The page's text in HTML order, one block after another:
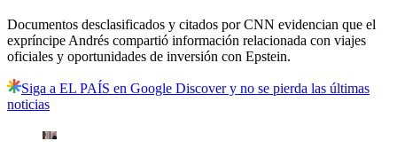
Documentos desclasificados y citados por CNN evidencian que el
expríncipe Andrés compartió información relacionada con viajes
oficiales y oportunidades de inversión con Epstein.
Siga a EL PAÍS en Google Discover y no se pierda las últimas
noticias